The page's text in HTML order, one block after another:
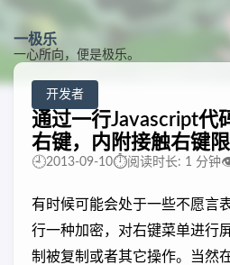
一极乐
一心所向，便是极乐。
开发者
通过一行Javascript代
右键，内附接触右键
🕘2013-09-10⏱️阅读时长: 1 分钟
有时候可能会处于一些不愿言
行一种加密，对右键菜单进行
制被复制或者其它操作。当然